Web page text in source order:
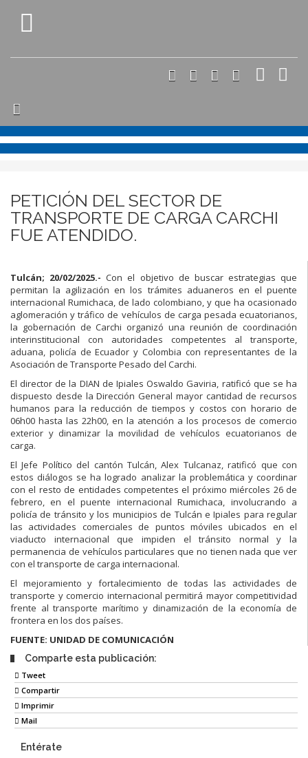
PETICIÓN DEL SECTOR DE
TRANSPORTE DE CARGA CARCHI
FUE ATENDIDO.
Tulcán; 20/02/2025.- Con el objetivo de buscar estrategias que
permitan la agilización en los trámites aduaneros en el puente
internacional Rumichaca, de lado colombiano, y que ha ocasionado
aglomeración y tráfico de vehículos de carga pesada ecuatorianos,
la gobernación de Carchi organizó una reunión de coordinación
interinstitucional con autoridades competentes al transporte,
aduana, policía de Ecuador y Colombia con representantes de la
Asociación de Transporte Pesado del Carchi.
El director de la DIAN de Ipiales Oswaldo Gaviria, ratificó que se ha
dispuesto desde la Dirección General mayor cantidad de recursos
humanos para la reducción de tiempos y costos con horario de
06h00 hasta las 22h00, en la atención a los procesos de comercio
exterior y dinamizar la movilidad de vehículos ecuatorianos de
carga.
El Jefe Político del cantón Tulcán, Alex Tulcanaz, ratificó que con
estos diálogos se ha logrado analizar la problemática y coordinar
con el resto de entidades competentes el próximo miércoles 26 de
febrero, en el puente internacional Rumichaca, involucrando a
policía de tránsito y los municipios de Tulcán e Ipiales para regular
las actividades comerciales de puntos móviles ubicados en el
viaducto internacional que impiden el tránsito normal y la
permanencia de vehículos particulares que no tienen nada que ver
con el transporte de carga internacional.
El mejoramiento y fortalecimiento de todas las actividades de
transporte y comercio internacional permitirá mayor competitividad
frente al transporte marítimo y dinamización de la economía de
frontera en los dos países.
FUENTE: UNIDAD DE COMUNICACIÓN
Comparte esta publicación:
Tweet
Compartir
Imprimir
Mail
Entérate